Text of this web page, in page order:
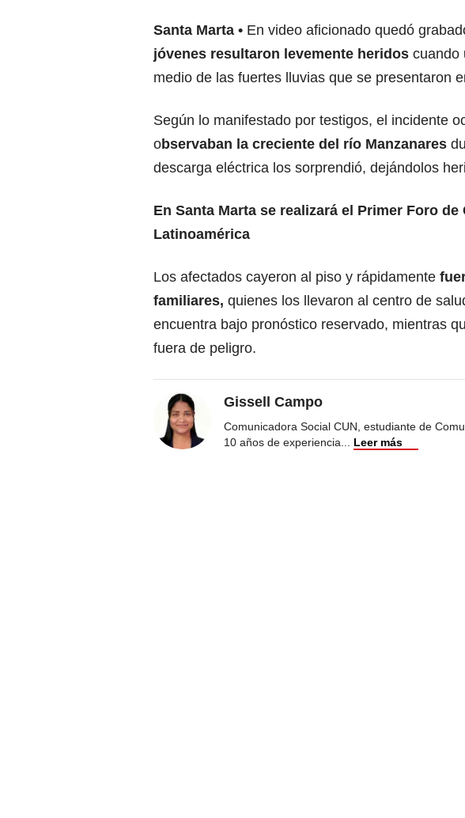
Santa Marta En video aficionado quedó
jóvenes resultaron levemente heridos cuando
medio de las fuertes lluvias que se presentaron
Según lo manifestado por testigos, el incidente
observaban la creciente del río Manzanares
descarga eléctrica los sorprendió, dejándolos
En Santa Marta se realizará el Primer Foro
Latinoamérica
Los afectados cayeron al piso y rápidamente
familiares, quienes los llevaron al centro de
encuentra bajo pronóstico reservado, mientras
fuera de peligro.
Gissell Campo
Comunicadora Social CUN, estudiante de
10 años de experiencia... Leer más